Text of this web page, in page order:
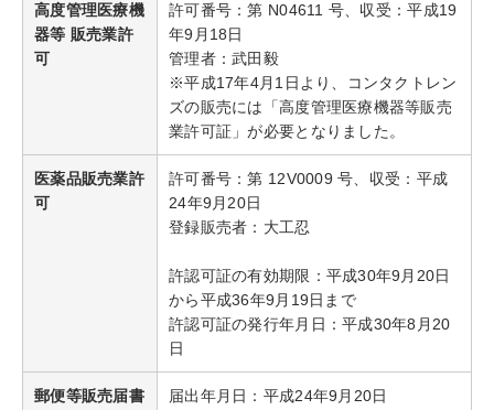
高度管理医療機
器等 販売業許
可
許可番号：第 N04611 号、収受：平成19
年9月18日
管理者：武田毅
※平成17年4月1日より、コンタクトレン
ズの販売には「高度管理医療機器等販売
業許可証」が必要となりました。
医薬品販売業許
可
許可番号：第 12V0009 号、収受：平成
24年9月20日
登録販売者：大工忍
許認可証の有効期限：平成30年9月20日
から平成36年9月19日まで
許認可証の発行年月日：平成30年8月20
日
郵便等販売届書
届出年月日：平成24年9月20日